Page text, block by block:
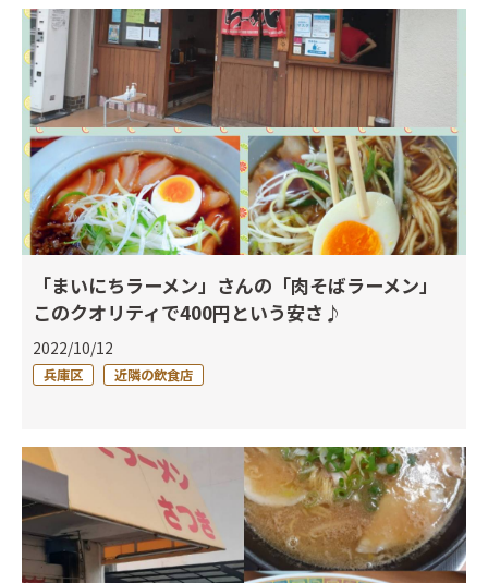
「まいにちラーメン」さんの「肉そばラーメン」
このクオリティで400円という安さ♪
2022/10/12
兵庫区 近隣の飲食店